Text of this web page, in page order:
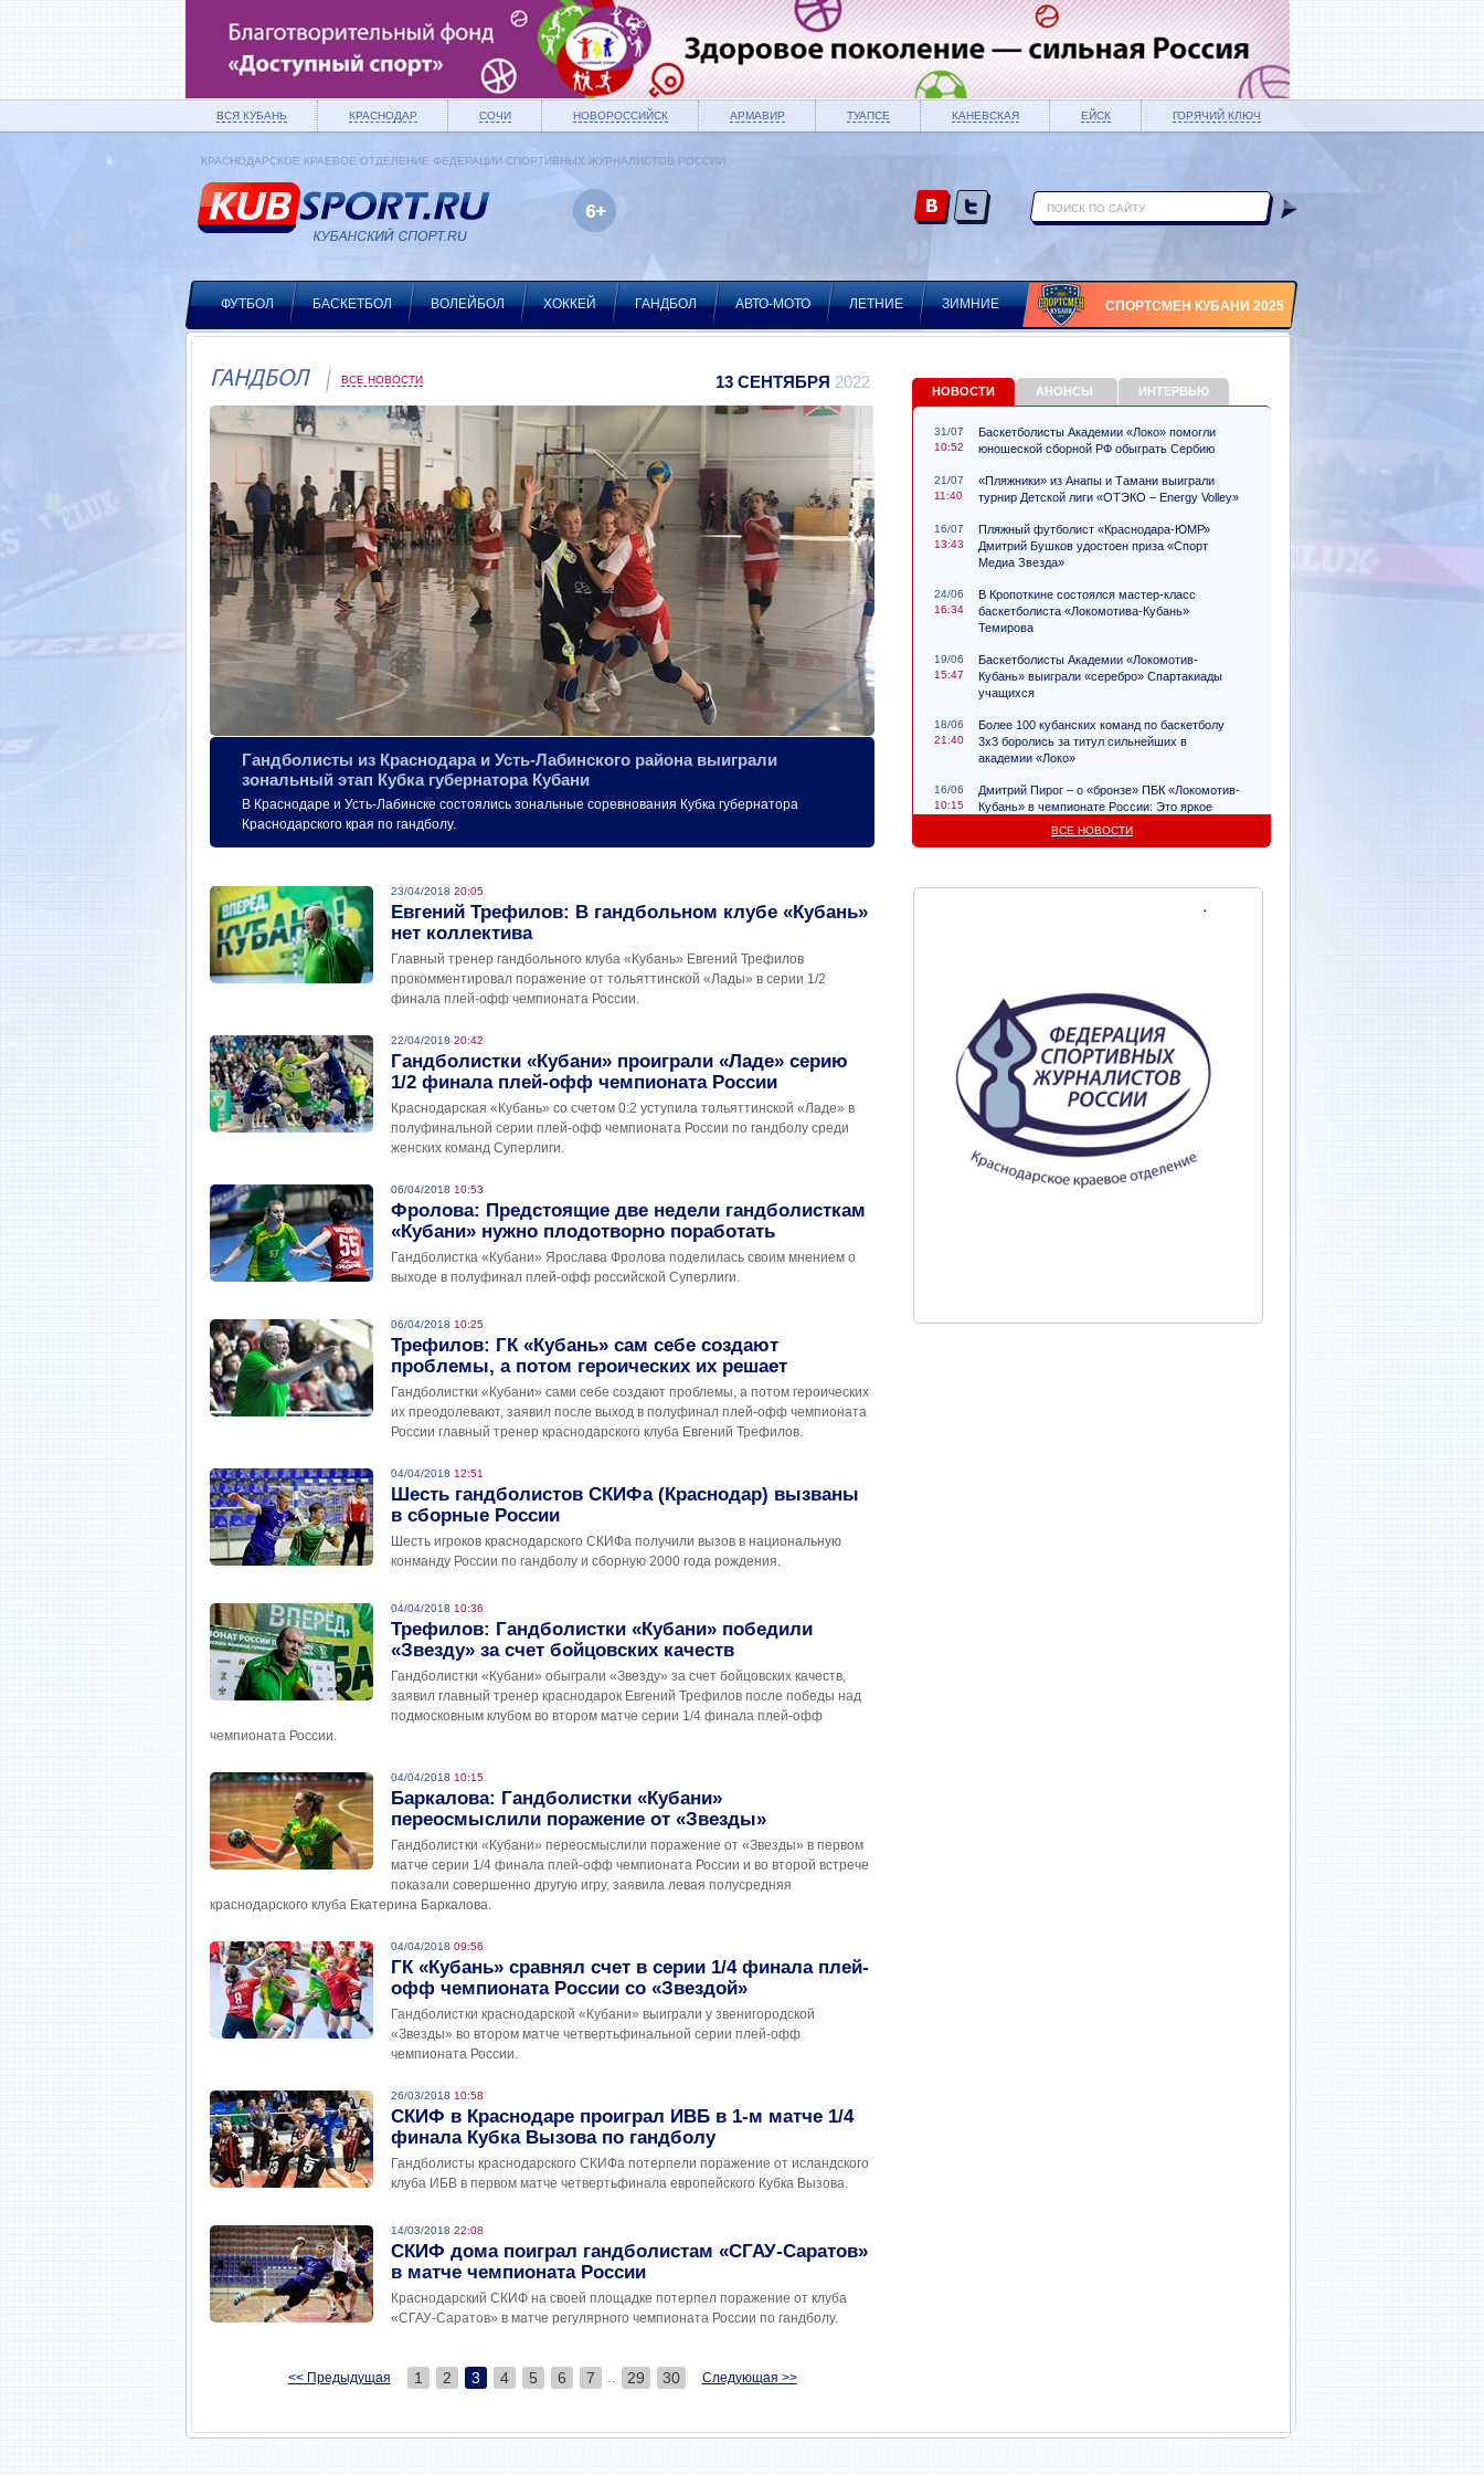
ВСЯ КУБАНЬ КРАСНОДАР СОЧИ НОВОРОССИЙСК АРМАВИР ТУАПСЕ КАНЕВСКАЯ ЕЙСК ГОРЯЧИЙ КЛЮЧ
КРАСНОДАРСКОЕ КРАЕВОЕ ОТДЕЛЕНИЕ ФЕДЕРАЦИИ СПОРТИВНЫХ ЖУРНАЛИСТОВ РОССИИ
ФУТБОЛ БАСКЕТБОЛ ВОЛЕЙБОЛ ХОККЕЙ ГАНДБОЛ АВТО-МОТО ЛЕТНИЕ ЗИМНИЕ СПОРТСМЕН КУБАНИ 2025
ГАНДБОЛ ВСЕ НОВОСТИ 13 СЕНТЯБРЯ 2022
Гандболисты из Краснодара и Усть-Лабинского района выиграли
зональный этап Кубка губернатора Кубани
В Краснодаре и Усть-Лабинске состоялись зональные соревнования Кубка губернатора
Краснодарского края по гандболу.
23/04/2018 20:05
Евгений Трефилов: В гандбольном клубе «Кубань»
нет коллектива
Главный тренер гандбольного клуба «Кубань» Евгений Трефилов
прокомментировал поражение от тольяттинской «Лады» в серии 1/2
финала плей-офф чемпионата России.
22/04/2018 20:42
Гандболистки «Кубани» проиграли «Ладе» серию
1/2 финала плей-офф чемпионата России
Краснодарская «Кубань» со счетом 0:2 уступила тольяттинской «Ладе» в
полуфинальной серии плей-офф чемпионата России по гандболу среди
женских команд Суперлиги.
06/04/2018 10:53
Фролова: Предстоящие две недели гандболисткам
«Кубани» нужно плодотворно поработать
Гандболистка «Кубани» Ярослава Фролова поделилась своим мнением о
выходе в полуфинал плей-офф российской Суперлиги.
06/04/2018 10:25
Трефилов: ГК «Кубань» сам себе создают
проблемы, а потом героических их решает
Гандболистки «Кубани» сами себе создают проблемы, а потом героических
их преодолевают, заявил после выход в полуфинал плей-офф чемпионата
России главный тренер краснодарского клуба Евгений Трефилов.
04/04/2018 12:51
Шесть гандболистов СКИФа (Краснодар) вызваны
в сборные России
Шесть игроков краснодарского СКИФа получили вызов в национальную
конманду России по гандболу и сборную 2000 года рождения.
04/04/2018 10:36
Трефилов: Гандболистки «Кубани» победили
«Звезду» за счет бойцовских качеств
Гандболистки «Кубани» обыграли «Звезду» за счет бойцовских качеств,
заявил главный тренер краснодарок Евгений Трефилов после победы над
подмосковным клубом во втором матче серии 1/4 финала плей-офф
чемпионата России.
04/04/2018 10:15
Баркалова: Гандболистки «Кубани»
переосмыслили поражение от «Звезды»
Гандболистки «Кубани» переосмыслили поражение от «Звезды» в первом
матче серии 1/4 финала плей-офф чемпионата России и во второй встрече
показали совершенно другую игру, заявила левая полусредняя
краснодарского клуба Екатерина Баркалова.
04/04/2018 09:56
ГК «Кубань» сравнял счет в серии 1/4 финала плей-
офф чемпионата России со «Звездой»
Гандболистки краснодарской «Кубани» выиграли у звенигородской
«Звезды» во втором матче четвертьфинальной серии плей-офф
чемпионата России.
26/03/2018 10:58
СКИФ в Краснодаре проиграл ИВБ в 1-м матче 1/4
финала Кубка Вызова по гандболу
Гандболисты краснодарского СКИФа потерпели поражение от исландского
клуба ИБВ в первом матче четвертьфинала европейского Кубка Вызова.
14/03/2018 22:08
СКИФ дома поиграл гандболистам «СГАУ-Саратов»
в матче чемпионата России
Краснодарский СКИФ на своей площадке потерпел поражение от клуба
«СГАУ-Саратов» в матче регулярного чемпионата России по гандболу.
<< Предыдущая 1 2 3 4 5 6 7 29 30 Следующая >>
НОВОСТИ АНОНСЫ ИНТЕРВЬЮ
31/07
10:52
Баскетболисты Академии «Локо» помогли
юношеской сборной РФ обыграть Сербию
21/07
11:40
«Пляжники» из Анапы и Тамани выиграли
турнир Детской лиги «ОТЭКО – Energy Volley»
16/07
13:43
Пляжный футболист «Краснодара-ЮМР»
Дмитрий Бушков удостоен приза «Спорт
Медиа Звезда»
24/06
16:34
В Кропоткине состоялся мастер-класс
баскетболиста «Локомотива-Кубань»
Темирова
19/06
15:47
Баскетболисты Академии «Локомотив-
Кубань» выиграли «серебро» Спартакиады
учащихся
18/06
21:40
Более 100 кубанских команд по баскетболу
3х3 боролись за титул сильнейших в
академии «Локо»
16/06
10:15
Дмитрий Пирог – о «бронзе» ПБК «Локомотив-
Кубань» в чемпионате России: Это яркое
ВСЕ НОВОСТИ